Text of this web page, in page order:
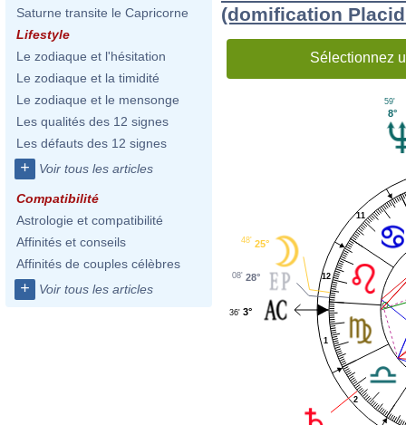
Saturne transite le Capricorne
Lifestyle
Le zodiaque et l'hésitation
Le zodiaque et la timidité
Le zodiaque et le mensonge
Les qualités des 12 signes
Les défauts des 12 signes
+ Voir tous les articles
Compatibilité
Astrologie et compatibilité
Affinités et conseils
Affinités de couples célèbres
+ Voir tous les articles
(domification
Sélectionnez
1
2
11
12
8°
59'
25°
48'
28°
08'
3°
36'